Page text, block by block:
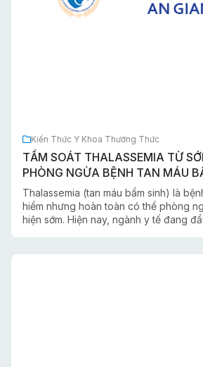
Kiến Thức Y Khoa Thường Thức
TẦM SOÁT THALASSEMIA TỪ
PHÒNG NGỪA BỆNH TAN MÁU
Thalassemia (tan máu bẩm sinh) là
hiểm nhưng hoàn toàn có thể phòng
hiện sớm. Hiện nay, ngành y tế đang